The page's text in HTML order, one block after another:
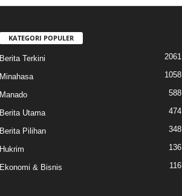
KATEGORI POPULER
Berita Terkini 2061
Minahasa 1058
Manado 588
Berita Utama 474
Berita Pilihan 348
Hukrim 136
Ekonomi & Bisnis 116